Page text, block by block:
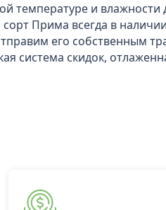
температуре и
Прима всегда в
его собственным
система скидок,